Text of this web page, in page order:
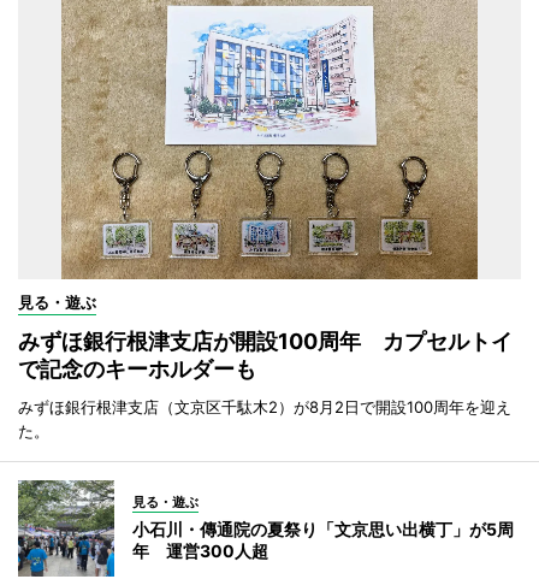
見る・遊ぶ
みずほ銀行根津支店が開設100周年 カプセルトイ
で記念のキーホルダーも
みずほ銀行根津支店（文京区千駄木2）が8月2日で開設100周年を迎え
た。
見る・遊ぶ
小石川・傳通院の夏祭り「文京思い出横丁」が5周
年 運営300人超